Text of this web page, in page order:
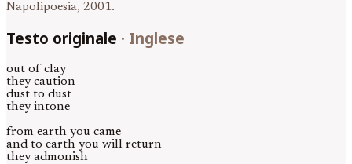
Napolipoesia, 2001.
Testo originale · Inglese
out of clay
they caution
dust to dust
they intone
from earth you came
and to earth you will return
they admonish